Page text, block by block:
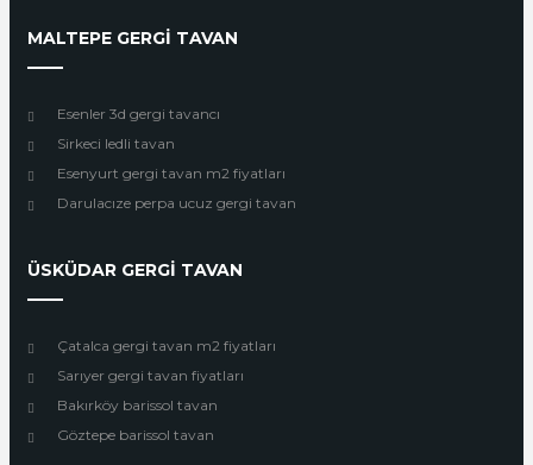
MALTEPE GERGİ TAVAN
Esenler 3d gergi tavancı
Sirkeci ledli tavan
Esenyurt gergi tavan m2 fiyatları
Darulacıze perpa ucuz gergi tavan
ÜSKÜDAR GERGİ TAVAN
Çatalca gergi tavan m2 fiyatları
Sarıyer gergi tavan fiyatları
Bakırköy barissol tavan
Göztepe barissol tavan